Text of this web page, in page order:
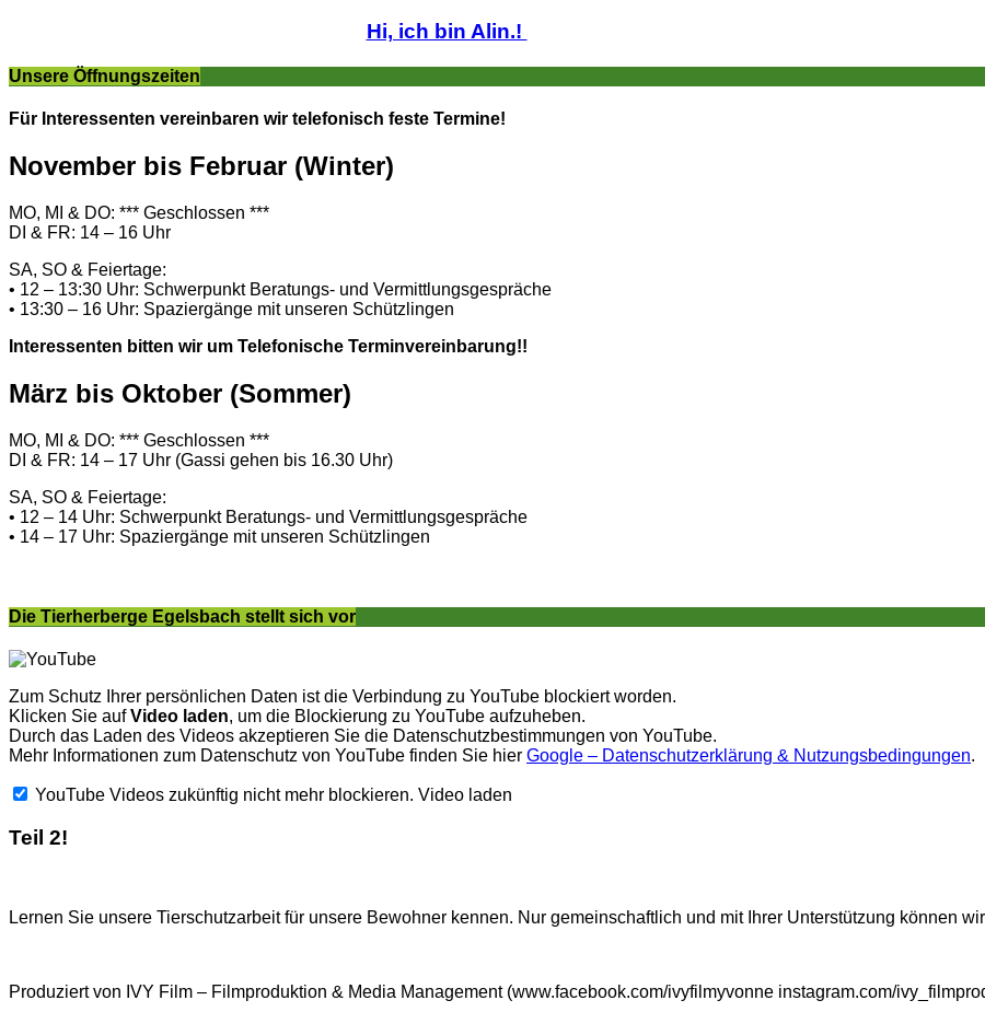
Hi, ich bin Alin.!
Unsere Öffnungszeiten
Für Interessenten vereinbaren wir telefonisch feste Termine!
November bis Februar (Winter)
MO, MI & DO: *** Geschlossen ***
DI & FR: 14 – 16 Uhr
SA, SO & Feiertage:
• 12 – 13:30 Uhr: Schwerpunkt Beratungs- und Vermittlungsgespräche
• 13:30 – 16 Uhr: Spaziergänge mit unseren Schützlingen
Interessenten bitten wir um Telefonische Terminvereinbarung!!
März bis Oktober (Sommer)
MO, MI & DO: *** Geschlossen ***
DI & FR: 14 – 17 Uhr (Gassi gehen bis 16.30 Uhr)
SA, SO & Feiertage:
• 12 – 14 Uhr: Schwerpunkt Beratungs- und Vermittlungsgespräche
• 14 – 17 Uhr: Spaziergänge mit unseren Schützlingen
Die Tierherberge Egelsbach stellt sich vor
Zum Schutz Ihrer persönlichen Daten ist die Verbindung zu YouTube blockiert worden.
Klicken Sie aufVideo laden, um die Blockierung zu YouTube aufzuheben.
Durch das Laden des Videos akzeptieren Sie die Datenschutzbestimmungen von YouTube.
Mehr Informationen zum Datenschutz von YouTube finden Sie hier Google – Datenschutzerklärung & Nutzungsbedingungen.
YouTube Videos zukünftig nicht mehr blockieren. Video laden
Teil 2!
Lernen Sie unsere Tierschutzarbeit für unsere Bewohner kennen. Nur gemeinschaftlich und mit Ihrer Unterstützung können
Produziert von IVY Film – Filmproduktion & Media Management (www.facebook.com/ivyfilmyvonne instagram.com/